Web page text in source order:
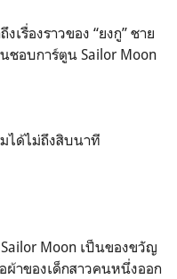
เรื่องราวของ “ยงกู” ชาย
ชอบการ์ตูน Sailor Moon
ได้ไม่ถึงสิบนาที
Moon เป็นของขวัญ
ผ้าของเด็กสาวคนหนึ่งออก